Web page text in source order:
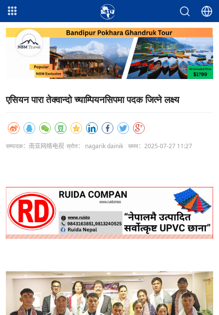
एसियन पारा तेक्वान्दो च्याम्पियनसिपमा पदक जित्ने लक्ष्य
सम्पादक：南亚网络电视 स्रोत： nagarik dainik समय：2025-07-27 11:27